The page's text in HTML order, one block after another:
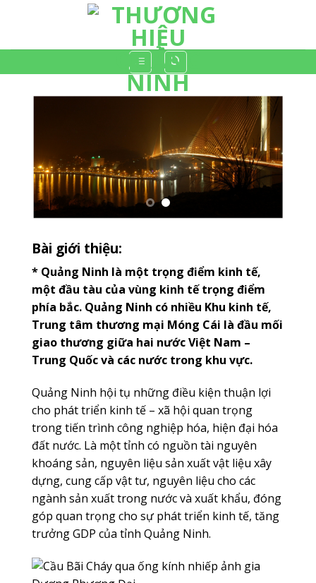
Bài giới thiệu:
* Quảng Ninh là một trọng điểm kinh tế,
một đầu tàu của vùng kinh tế trọng điểm
phía bắc. Quảng Ninh có nhiều Khu kinh tế,
Trung tâm thương mại Móng Cái là đầu mối
giao thương giữa hai nước Việt Nam –
Trung Quốc và các nước trong khu vực.
Quảng Ninh hội tụ những điều kiện thuận lợi
cho phát triển kinh tế – xã hội quan trọng
trong tiến trình công nghiệp hóa, hiện đại hóa
đất nước. Là một tỉnh có nguồn tài nguyên
khoáng sản, nguyên liệu sản xuất vật liệu xây
dựng, cung cấp vật tư, nguyên liệu cho các
ngành sản xuất trong nước và xuất khẩu, đóng
góp quan trọng cho sự phát triển kinh tế, tăng
trưởng GDP của tỉnh Quảng Ninh.